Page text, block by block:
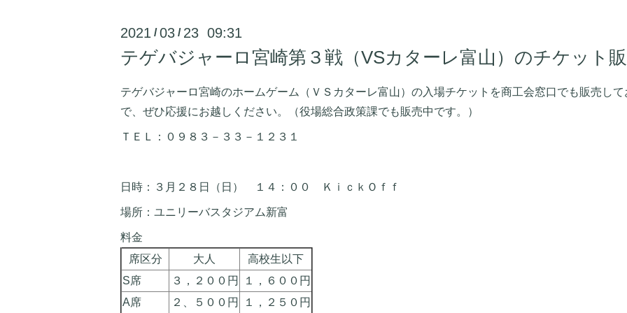
2021 /03 / 23 09:31
テゲバジャーロ宮崎第３戦（VSカターレ富山）のチケット
テゲバジャーロ宮崎のホームゲーム（ＶＳカターレ富山）の入場チケットを商工会窓口でも販売し
で、ぜひ応援にお越しください。（役場総合政策課でも販売中です。）
ＴＥＬ：０９８３－３３－１２３１
日時：３月２８日（日） １４：００ ＫｉｃｋＯｆｆ
場所：ユニリーバスタジアム新富
料金
席区分
大人
高校生以下
S席
３，２００円
１，６００円
A席
２、５００円 １，２５０円